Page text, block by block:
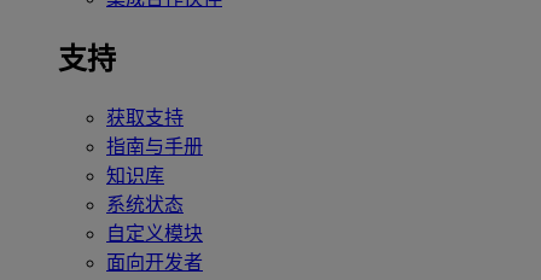
支持
获取支持
指南与手册
知识库
系统状态
自定义模块
面向开发者